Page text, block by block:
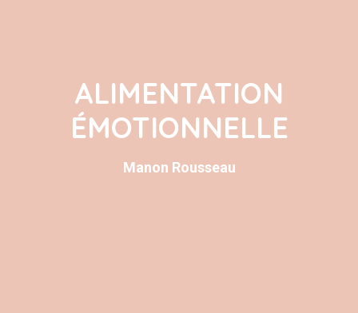
ALIMENTATION
ÉMOTIONNELLE
Manon Rousseau